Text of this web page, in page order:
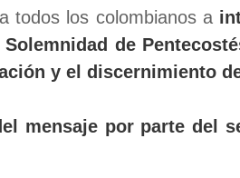
todos los colombianos a
de
y el discernimiento
mensaje por parte del